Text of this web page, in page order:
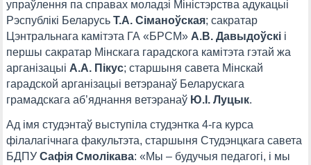
упраўлення па справах моладзі Міністэрства адукацыі
Рэспублікі БеларусьТ.А. Сіманоўская; сакратар
Цэнтральнага камітэта ГА «БРСМ» А.В. Давыдоўскі і
першы сакратар Мінскага гарадскога камітэта гэтай жа
арганізацыі А.А. Пікус; старшыня савета Мінскай
гарадской арганізацыі ветэранаў Беларускага
грамадскага аб’яднання ветэранаў Ю.І. Луцык.
Ад імя студэнтаў выступіла студэнтка 4-га курса
філалагічнага факультэта, старшыня Студэнцкага савета
БДПУСафія Смолікава: «Мы – будучыя педагогі, і мы